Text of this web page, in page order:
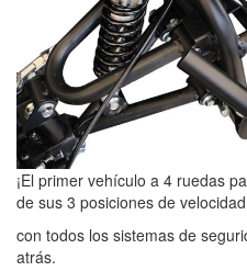
¡El primer vehículo a 4 ruedas
de sus 3 posiciones de velocidad
con todos los sistemas de
atrás.